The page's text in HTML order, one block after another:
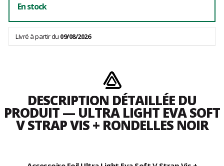
En stock
Livré à partir du 09/08/2026
DESCRIPTION DÉTAILLÉE DU
PRODUIT — ULTRA LIGHT EVA SOFT
V STRAP VIS + RONDELLES NOIR